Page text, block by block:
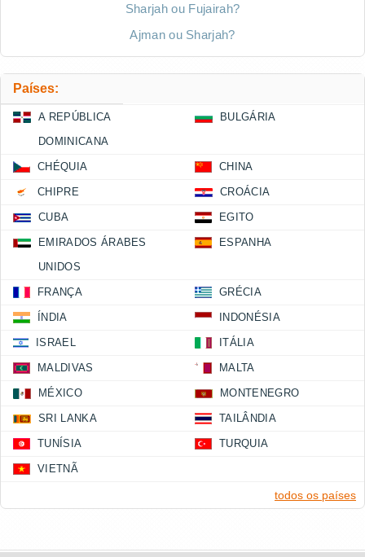
Sharjah ou Fujairah?
Ajman ou Sharjah?
Países:
A REPÚBLICA
DOMINICANA
BULGÁRIA
CHÉQUIA CHINA
CHIPRE CROÁCIA
CUBA EGITO
EMIRADOS ÁRABES
UNIDOS
ESPANHA
FRANÇA GRÉCIA
ÍNDIA INDONÉSIA
ISRAEL ITÁLIA
MALDIVAS MALTA
MÉXICO MONTENEGRO
SRI LANKA TAILÂNDIA
TUNÍSIA TURQUIA
VIETNÃ
todos os países